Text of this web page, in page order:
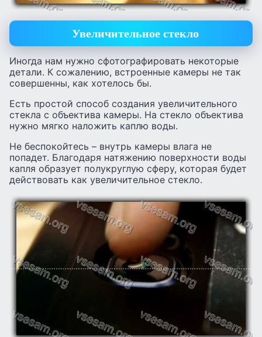
Увеличительное стекло
Иногда нам нужно сфотографировать некоторые
детали. К сожалению, встроенные камеры не так
совершенны, как хотелось бы.
Есть простой способ создания увеличительного
стекла с объектива камеры. На стекло объектива
нужно мягко наложить каплю воды.
Не беспокойтесь – внутрь камеры влага не
попадет. Благодаря натяжению поверхности воды
капля образует полукруглую сферу, которая будет
действовать как увеличительное стекло.